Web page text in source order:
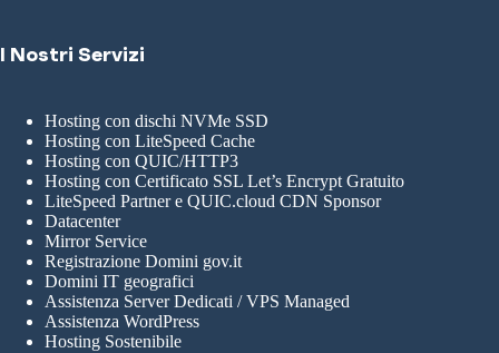
I Nostri Servizi
Hosting con dischi NVMe SSD
Hosting con LiteSpeed Cache
Hosting con QUIC/HTTP3
Hosting con Certificato SSL Let’s Encrypt Gratuito
LiteSpeed Partner e QUIC.cloud CDN Sponsor
Datacenter
Mirror Service
Registrazione Domini gov.it
Domini IT geografici
Assistenza Server Dedicati / VPS Managed
Assistenza WordPress
Hosting Sostenibile